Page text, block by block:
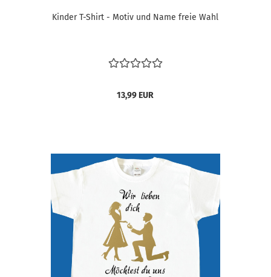
Kinder T-Shirt - Motiv und Name freie Wahl
13,99 EUR